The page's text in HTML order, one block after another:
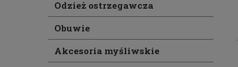
Odzież ostrzegawcza
Obuwie
Akcesoria myśliwskie